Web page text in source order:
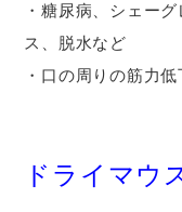
・糖尿病、シェー
ス、脱水など
・ 口の周りの筋力低
ドライマウ